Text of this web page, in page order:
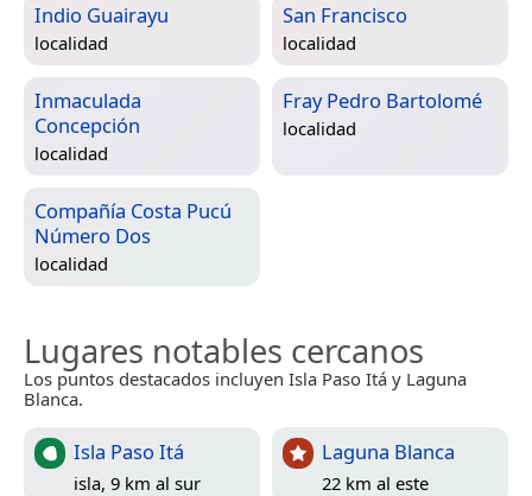
Indio Guairayu
localidad
San Francisco
localidad
Inmaculada
Concepción
localidad
Fray Pedro Bartolomé
localidad
Compañía Costa Pucú
Número Dos
localidad
Lugares notables cercanos
Los puntos destacados incluyen Isla Paso Itá y Laguna
Blanca.
Isla Paso Itá
isla, 9 km al sur
Laguna Blanca
22 km al este